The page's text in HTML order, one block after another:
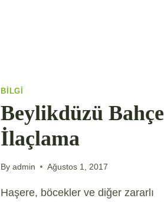
BILGI
Beylikdüzü Bahçe
İlaçlama
By admin Ağustos 1, 2017
Haşere, böcekler ve diğer zararlı